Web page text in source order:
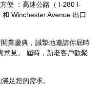
便 ：高速公路（ I-280 I-
Winchester Avenue 出口
業慶典，誠摯地邀請你屆時
意見。 屆時，新老客戶歡聚
足您的需求。